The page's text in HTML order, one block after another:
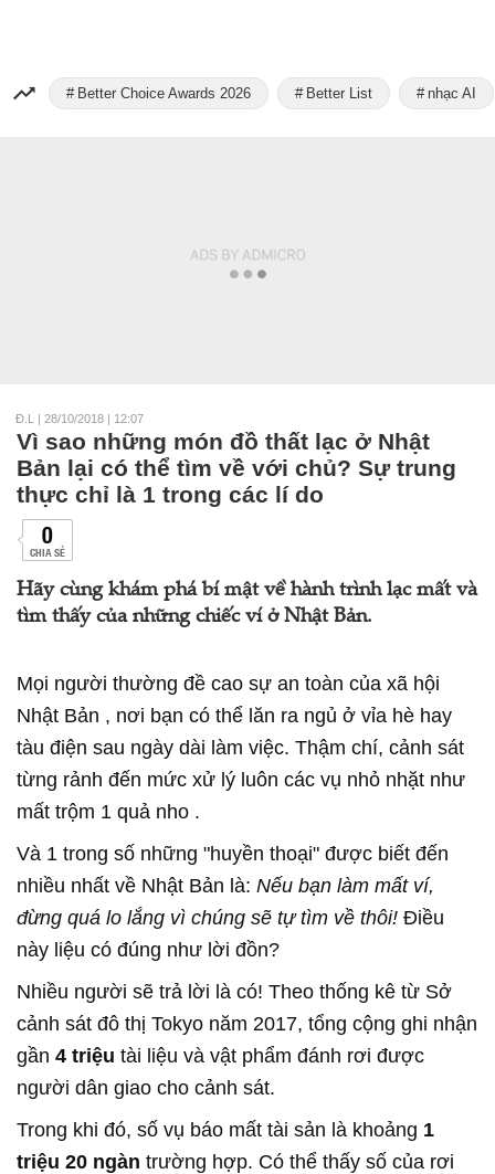
Better Choice Awards 2026 Better List nhạc AI
Đ.L | 28/10/2018 | 12:07
Vì sao những món đồ thất lạc ở Nhật
Bản lại có thể tìm về với chủ? Sự trung
thực chỉ là 1 trong các lí do
0
CHIA SẺ
Hãy cùng khám phá bí mật về hành trình lạc mất và
tìm thấy của những chiếc ví ở Nhật Bản.
Mọi người thường đề cao sự an toàn của xã hội
Nhật Bản , nơi bạn có thể lăn ra ngủ ở vỉa hè hay
tàu điện sau ngày dài làm việc. Thậm chí, cảnh sát
từng rảnh đến mức xử lý luôn các vụ nhỏ nhặt như
mất trộm 1 quả nho .
Và 1 trong số những "huyền thoại" được biết đến
nhiều nhất về Nhật Bản là: Nếu bạn làm mất ví,
đừng quá lo lắng vì chúng sẽ tự tìm về thôi! Điều
này liệu có đúng như lời đồn?
Nhiều người sẽ trả lời là có! Theo thống kê từ Sở
cảnh sát đô thị Tokyo năm 2017, tổng cộng ghi nhận
gần 4 triệu tài liệu và vật phẩm đánh rơi được
người dân giao cho cảnh sát.
Trong khi đó, số vụ báo mất tài sản là khoảng 1
triệu 20 ngàn trường hợp. Có thể thấy số của rơi